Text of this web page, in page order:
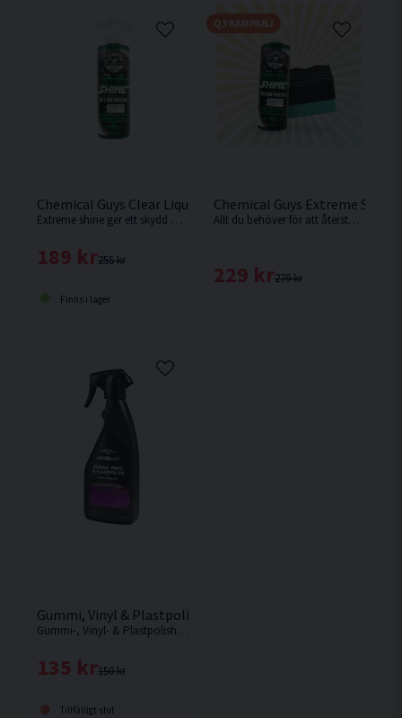
Chemical Guys Clear Liquid Extreme Shine 473ml
Extreme shine ger ett skydd mot skadliga UV-strålar som ger upphov till att plastdetaljer och gummi bleknar och ser solkiga ut.
255 kr
189 kr
Finns i lager
Chemical Guys Extreme
Allt du behöver för att återställa och skydda däck, plast- och gummidetaljer – inklusive professionell applikator för ett jämnt resultat.
279 kr
229 kr
Q3 KAMPANJ
Gummi, Vinyl & Plastpolish Autosmart 500ml
Gummi-, Vinyl- & Plastpolish är en lösningsmedelsfri blank polish som skyddar och återskapar lystern på gummi-, vinyl- och plastdetaljer.
150 kr
135 kr
Tillfälligt slut